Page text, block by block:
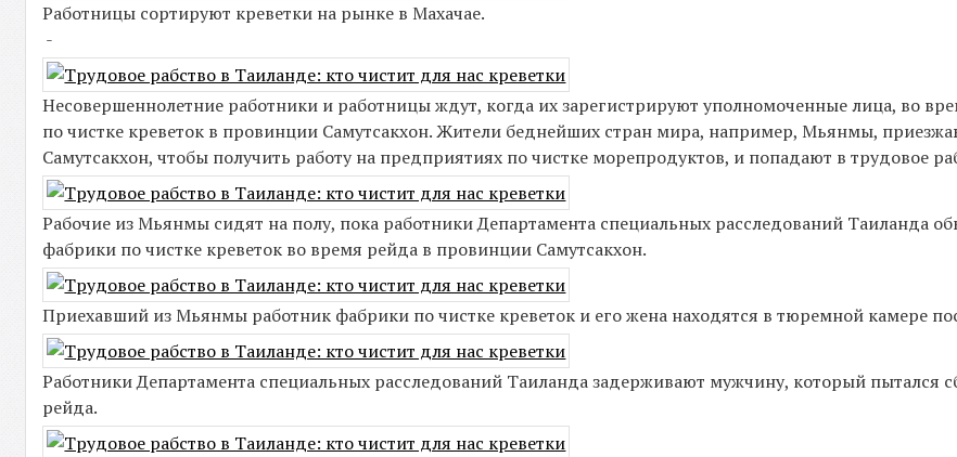
Работницы сортируют креветки на рынке в Махачае.
-
Несовершеннолетние работники и работницы ждут, когда их зарегистрируют уполномоченные лица, во
по чистке креветок в провинции Самутсакхон. Жители беднейших стран мира, например, Мьянмы,
Самутсакхон, чтобы получить работу на предприятиях по чистке морепродуктов, и попадают в трудовое
Рабочие из Мьянмы сидят на полу, пока работники Департамента специальных расследований Таиланда
фабрики по чистке креветок во время рейда в провинции Самутсакхон.
Приехавший из Мьянмы работник фабрики по чистке креветок и его жена находятся в тюремной камере
Работники Департамента специальных расследований Таиланда задерживают мужчину, который пытался
рейда.